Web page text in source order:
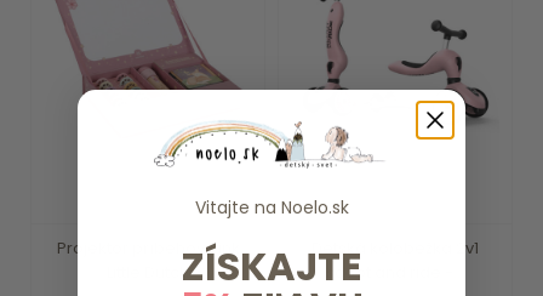
Projektor príbehov Pink
Little Dutch
Detská kolobežka 2v1
scoot and ride -...
Vitajte na Noelo.sk
ZÍSKAJTE